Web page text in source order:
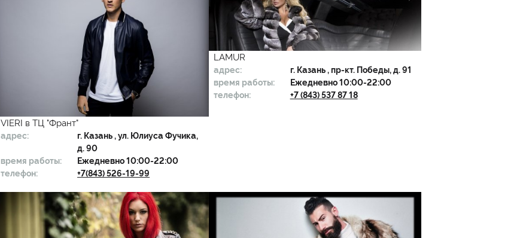
VIERI в ТЦ "Франт"
адрес: г. Казань, ул. Юлиуса Фучика,
д. 90
время работы:
Ежедневно 10:00-22:00
телефон:
+7(843) 526-19-99
LAMUR
адрес: г. Казань , пр-кт. Победы, д. 91
время работы:
Ежедневно 10:00-22:00
телефон:
+7 (843) 537 87 18